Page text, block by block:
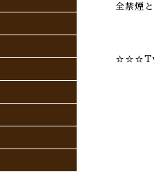
全禁煙